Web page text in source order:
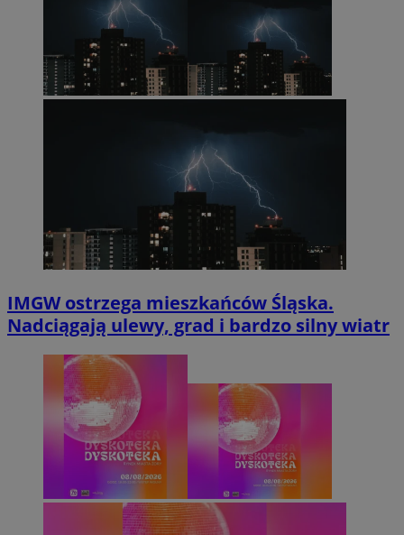
IMGW ostrzega mieszkańców Śląska.
Nadciągają ulewy, grad i bardzo silny wiatr